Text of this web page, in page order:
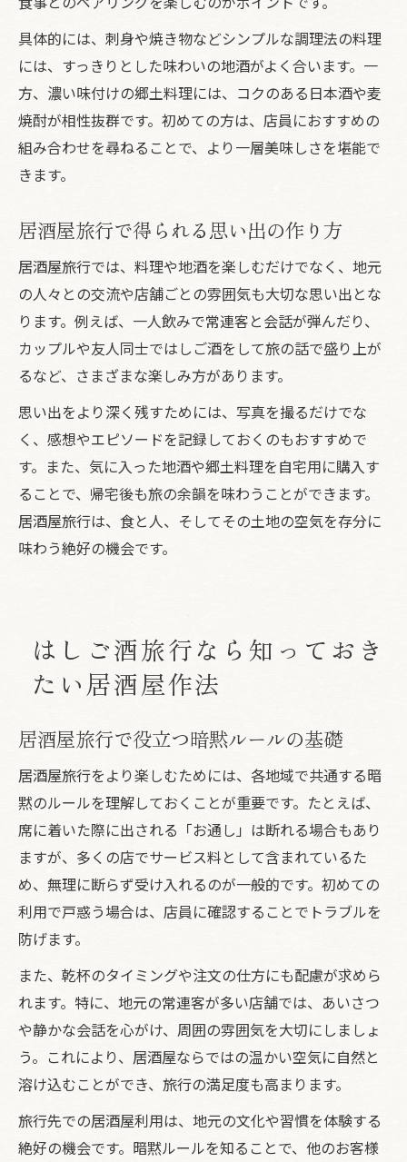
具体的には、刺身や焼き物などシンプルな調理法の料理
には、すっきりとした味わいの地酒がよく合います。一
方、濃い味付けの郷土料理には、コクのある日本酒や麦
焼酎が相性抜群です。初めての方は、店員におすすめの
組み合わせを尋ねることで、より一層美味しさを堪能で
きます。
居酒屋旅行で得られる思い出の作り方
居酒屋旅行では、料理や地酒を楽しむだけでなく、地元
の人々との交流や店舗ごとの雰囲気も大切な思い出とな
ります。例えば、一人飲みで常連客と会話が弾んだり、
カップルや友人同士ではしご酒をして旅の話で盛り上が
るなど、さまざまな楽しみ方があります。
思い出をより深く残すためには、写真を撮るだけでな
く、感想やエピソードを記録しておくのもおすすめで
す。また、気に入った地酒や郷土料理を自宅用に購入す
ることで、帰宅後も旅の余韻を味わうことができます。
居酒屋旅行は、食と人、そしてその土地の空気を存分に
味わう絶好の機会です。
はしご酒旅行なら知っておき
たい居酒屋作法
居酒屋旅行で役立つ暗黙ルールの基礎
居酒屋旅行をより楽しむためには、各地域で共通する暗
黙のルールを理解しておくことが重要です。たとえば、
席に着いた際に出される「お通し」は断れる場合もあり
ますが、多くの店でサービス料として含まれているた
め、無理に断らず受け入れるのが一般的です。初めての
利用で戸惑う場合は、店員に確認することでトラブルを
防げます。
また、乾杯のタイミングや注文の仕方にも配慮が求めら
れます。特に、地元の常連客が多い店舗では、あいさつ
や静かな会話を心がけ、周囲の雰囲気を大切にしましょ
う。これにより、居酒屋ならではの温かい空気に自然と
溶け込むことができ、旅行の満足度も高まります。
旅行先での居酒屋利用は、地元の文化や習慣を体験する
絶好の機会です。暗黙ルールを知ることで、他のお客様